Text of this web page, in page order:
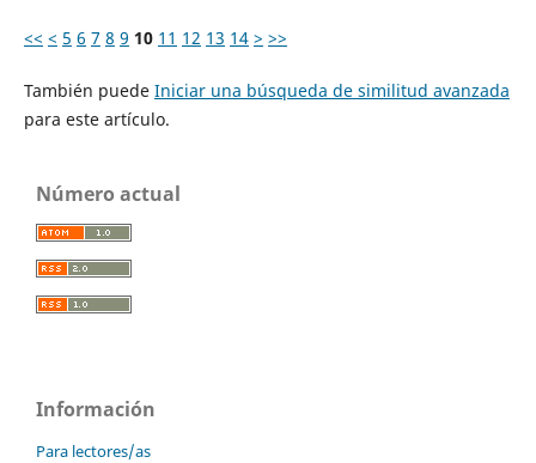
<< < 5 6 7 8 9 10 11 12 13 14 > >>
También puede Iniciar una búsqueda de similitud avanzada
para este artículo.
Número actual
Información
Para lectores/as